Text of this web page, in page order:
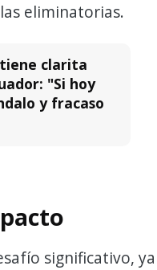
eliminatorias.
clarita
"Si hoy
y fracaso
significativo, ya